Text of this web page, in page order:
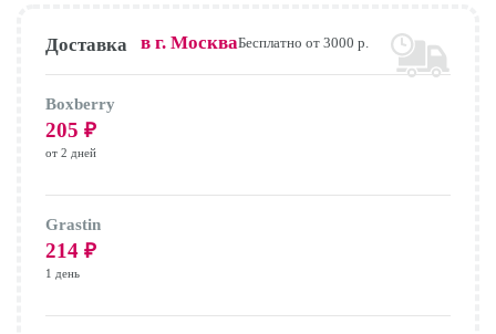
Доставка в г. МоскваБесплатно от 3000 р.
Boxberry
205 ₽
от 2 дней
Grastin
214 ₽
1 день